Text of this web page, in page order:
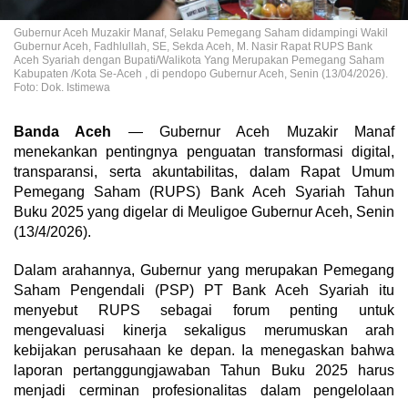
Gubernur Aceh Muzakir Manaf, Selaku Pemegang Saham didampingi Wakil
Gubernur Aceh, Fadhlullah, SE, Sekda Aceh, M. Nasir Rapat RUPS Bank
Aceh Syariah dengan Bupati/Walikota Yang Merupakan Pemegang Saham
Kabupaten /Kota Se-Aceh , di pendopo Gubernur Aceh, Senin (13/04/2026).
Foto: Dok. Istimewa
Banda Aceh — Gubernur Aceh Muzakir Manaf
menekankan pentingnya penguatan transformasi digital,
transparansi, serta akuntabilitas, dalam Rapat Umum
Pemegang Saham (RUPS) Bank Aceh Syariah Tahun
Buku 2025 yang digelar di Meuligoe Gubernur Aceh, Senin
(13/4/2026).
Dalam arahannya, Gubernur yang merupakan Pemegang
Saham Pengendali (PSP) PT Bank Aceh Syariah itu
menyebut RUPS sebagai forum penting untuk
mengevaluasi kinerja sekaligus merumuskan arah
kebijakan perusahaan ke depan. Ia menegaskan bahwa
laporan pertanggungjawaban Tahun Buku 2025 harus
menjadi cerminan profesionalitas dalam pengelolaan